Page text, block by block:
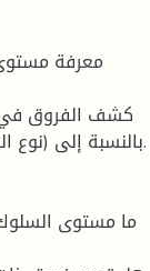
بالنسبة إلى (نوع